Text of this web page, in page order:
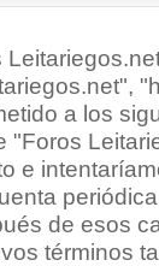
a los
"Foros
e
de esos
términos